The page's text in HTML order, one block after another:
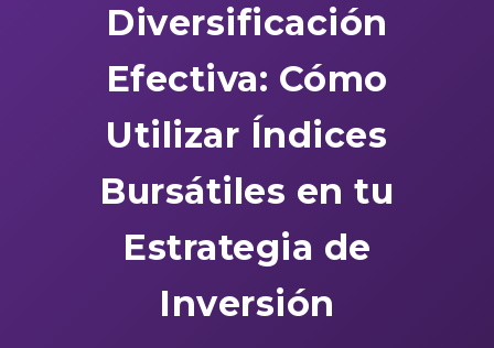
Diversificación
Efectiva: Cómo
Utilizar Índices
Bursátiles en tu
Estrategia de
Inversión